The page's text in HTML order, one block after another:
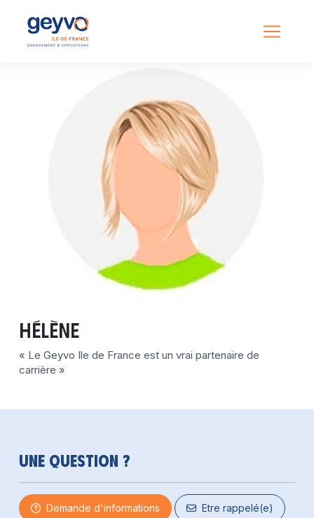
Hélène
« Le Geyvo Ile de France est un vrai partenaire de
carrière »
Une question ?
Demande d'informations Etre rappelé(e)